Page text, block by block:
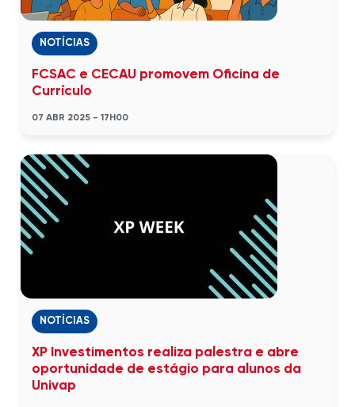
NOTÍCIAS
FCSAC e CECAU promovem Oficina de
Currículo
07 ABR 2025 - 17H00
NOTÍCIAS
XP Investimentos realiza palestra e abre
oportunidade de estágio para alunos da
Univap